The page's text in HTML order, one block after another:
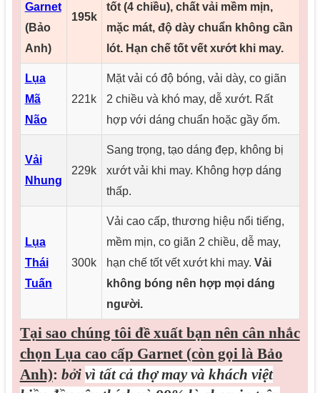
Garnet
(Bảo
Anh)
195k
tốt (4 chiều), chất vải mềm mịn,
mặc mát, độ dày chuẩn không cần
lót. Hạn chế tốt vết xướt khi may.
Lụa
Mã
Não
221k
Mặt vải có độ bóng, vải dày, co giãn
2 chiều và khó may, dễ xướt. Rất
hợp với dáng chuẩn hoặc gầy ốm.
Vải
Nhung
229k
Sang trọng, tạo dáng đẹp, không bị
xướt vải khi may. Không hợp dáng
thấp.
Lụa
Thái
Tuấn
300k
Vải cao cấp, thương hiệu nổi tiếng,
mềm mịn, co giãn 2 chiều, dễ may,
hạn chế tốt vết xướt khi may. Vải
không bóng nên hợp mọi dáng
người.
Tại sao chúng tôi đề xuất bạn nên cân nhắc
chọn Lụa cao cấp Garnet (còn gọi là Bảo
Anh): bởi vì tất cả thợ may và khách việt